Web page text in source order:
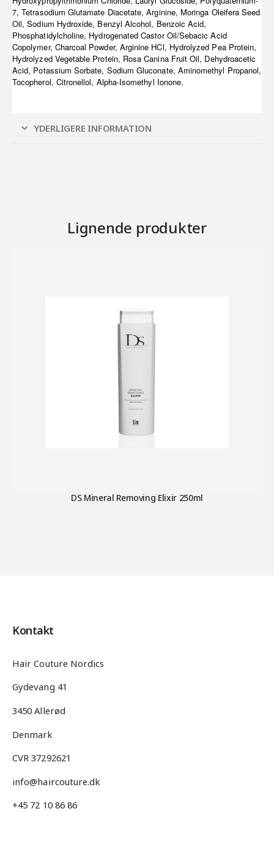
7, Tetrasodium Glutamate Diacetate, Arginine, Moringa Oleifera Seed
Oil, Sodium Hydroxide, Benzyl Alcohol, Benzoic Acid,
Phosphatidylcholine, Hydrogenated Castor Oil/Sebacic Acid
Copolymer, Charcoal Powder, Arginine HCl, Hydrolyzed Pea Protein,
Hydrolyzed Vegetable Protein, Rosa Canina Fruit Oil, Dehydroacetic
Acid, Potassium Sorbate, Sodium Gluconate, Aminomethyl Propanol,
Tocopherol, Citronellol, Alpha-Isomethyl Ionone.
YDERLIGERE INFORMATION
Lignende produkter
DS Mineral Removing Elixir 250ml
Kontakt
Hair Couture Nordics
Gydevang 41
3450 Allerød
Denmark
CVR 37292621
info@haircouture.dk
+45 72 10 86 86